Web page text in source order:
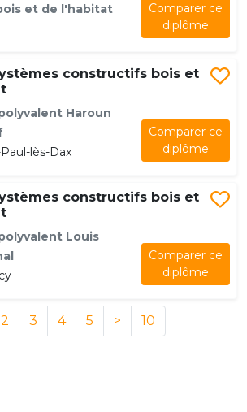
et de l'habitat
Comparer ce
diplôme
constructifs bois et
Haroun
lès-Dax
Comparer ce
diplôme
constructifs bois et
Louis
Comparer ce
diplôme
2 3 4 5 > 10